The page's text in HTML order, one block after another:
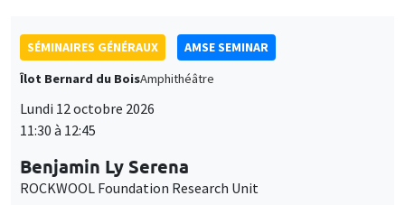
SÉMINAIRES GÉNÉRAUX
AMSE SEMINAR
Îlot Bernard du BoisAmphithéâtre
Lundi 12 octobre 2026
11:30 à 12:45
Benjamin Ly Serena
ROCKWOOL Foundation Research Unit